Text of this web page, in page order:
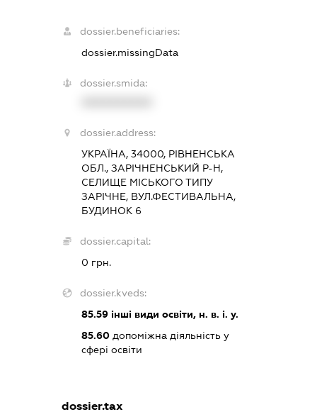
dossier.beneficiaries:
dossier.missingData
dossier.smida:
dossier.address:
УКРАЇНА, 34000, РІВНЕНСЬКА
ОБЛ., ЗАРІЧНЕНСЬКИЙ Р-Н,
СЕЛИЩЕ МІСЬКОГО ТИПУ
ЗАРІЧНЕ, ВУЛ.ФЕСТИВАЛЬНА,
БУДИНОК 6
dossier.capital:
0 грн.
dossier.kveds:
85.59інші види освіти, н. в. і. у.
85.60допоміжна діяльність у
сфері освіти
dossier.tax